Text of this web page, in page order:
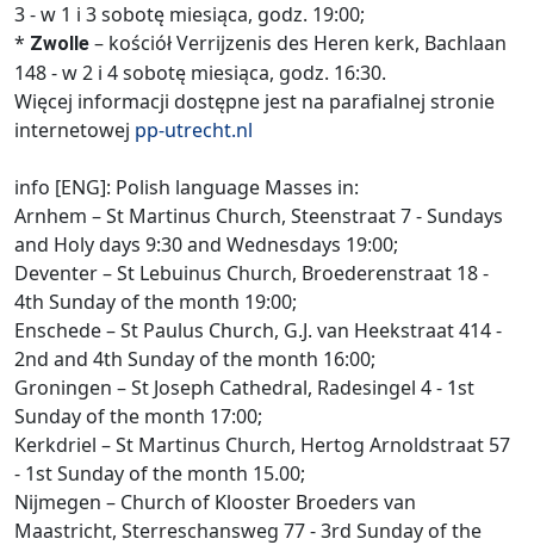
3 - w 1 i 3 sobotę miesiąca, godz. 19:00;
* Zwolle – kościół Verrijzenis des Heren kerk, Bachlaan
148 - w 2 i 4 sobotę miesiąca, godz. 16:30.
Więcej informacji dostępne jest na parafialnej stronie
internetowej pp-utrecht.nl
info [ENG]: Polish language Masses in:
Arnhem – St Martinus Church, Steenstraat 7 - Sundays
and Holy days 9:30 and Wednesdays 19:00;
Deventer – St Lebuinus Church, Broederenstraat 18 -
4th Sunday of the month 19:00;
Enschede – St Paulus Church, G.J. van Heekstraat 414 -
2nd and 4th Sunday of the month 16:00;
Groningen – St Joseph Cathedral, Radesingel 4 - 1st
Sunday of the month 17:00;
Kerkdriel – St Martinus Church, Hertog Arnoldstraat 57
- 1st Sunday of the month 15.00;
Nijmegen – Church of Klooster Broeders van
Maastricht, Sterreschansweg 77 - 3rd Sunday of the